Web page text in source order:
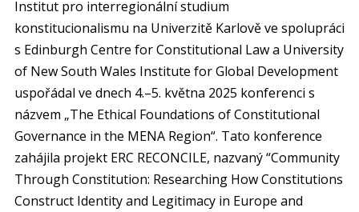
Institut pro interregionální studium
konstitucionalismu na Univerzitě Karlově ve spolupráci
s Edinburgh Centre for Constitutional Law a University
of New South Wales Institute for Global Development
uspořádal ve dnech 4.–5. května 2025 konferenci s
názvem „The Ethical Foundations of Constitutional
Governance in the MENA Region“. Tato konference
zahájila projekt ERC RECONCILE, nazvaný “Community
Through Constitution: Researching How Constitutions
Construct Identity and Legitimacy in Europe and